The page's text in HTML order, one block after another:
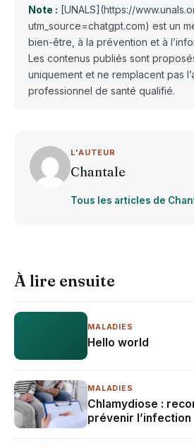
Note : [UNALS](https://
utm_source=chatgpt.com) est un
bien-être, à la prévention et à
Les contenus publiés sont
uniquement et ne remplacent pas
professionnel de santé qualifié.
L'AUTEUR
Chantale
Tous les articles de
À lire ensuite
MALADIES
Hello world
MALADIES
Chlamydiose :
prévenir l’infection